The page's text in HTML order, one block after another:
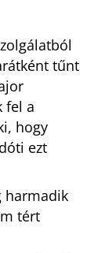
tűnt
fel a
hogy
ezt
harmadik
tért